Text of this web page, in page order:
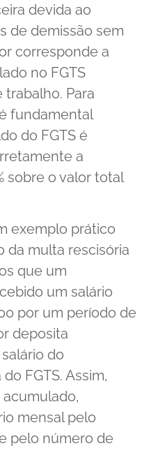
devida ao
de demissão sem
corresponde a
no FGTS
Para
fundamental
do FGTS é
a
sobre o valor total
exemplo prático
da multa rescisória
que um
um salário
por um período de
deposita
do
FGTS. Assim,
mensal pelo
pelo número de